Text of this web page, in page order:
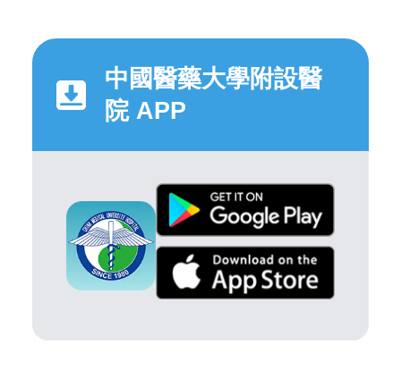
中國醫藥大學附設醫
院 APP